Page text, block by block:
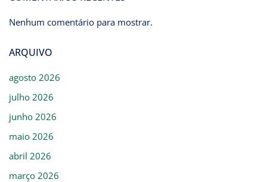
Nenhum comentário para mostrar.
ARQUIVO
agosto 2026
julho 2026
junho 2026
maio 2026
abril 2026
março 2026